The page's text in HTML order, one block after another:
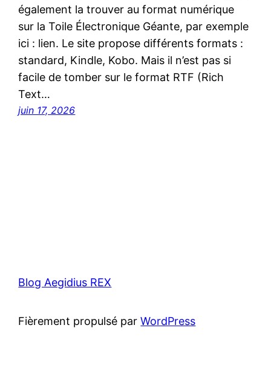
également la trouver au format numérique
sur la Toile Électronique Géante, par exemple
ici : lien. Le site propose différents formats :
standard, Kindle, Kobo. Mais il n’est pas si
facile de tomber sur le format RTF (Rich
Text…
juin 17, 2026
Blog Aegidius REX
Fièrement propulsé parWordPress